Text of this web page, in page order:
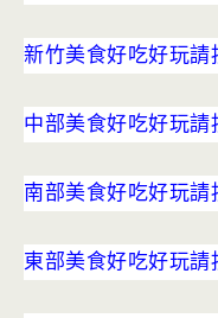
新竹美食好吃好玩請
中部美食好吃好玩請
南部美食好吃好玩請
東部美食好吃好玩請